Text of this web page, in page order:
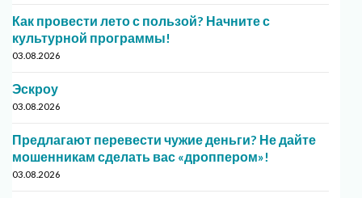
Как провести лето с пользой? Начните с
культурной программы!
03.08.2026
Эскроу
03.08.2026
Предлагают перевести чужие деньги? Не дайте
мошенникам сделать вас «дроппером»!
03.08.2026